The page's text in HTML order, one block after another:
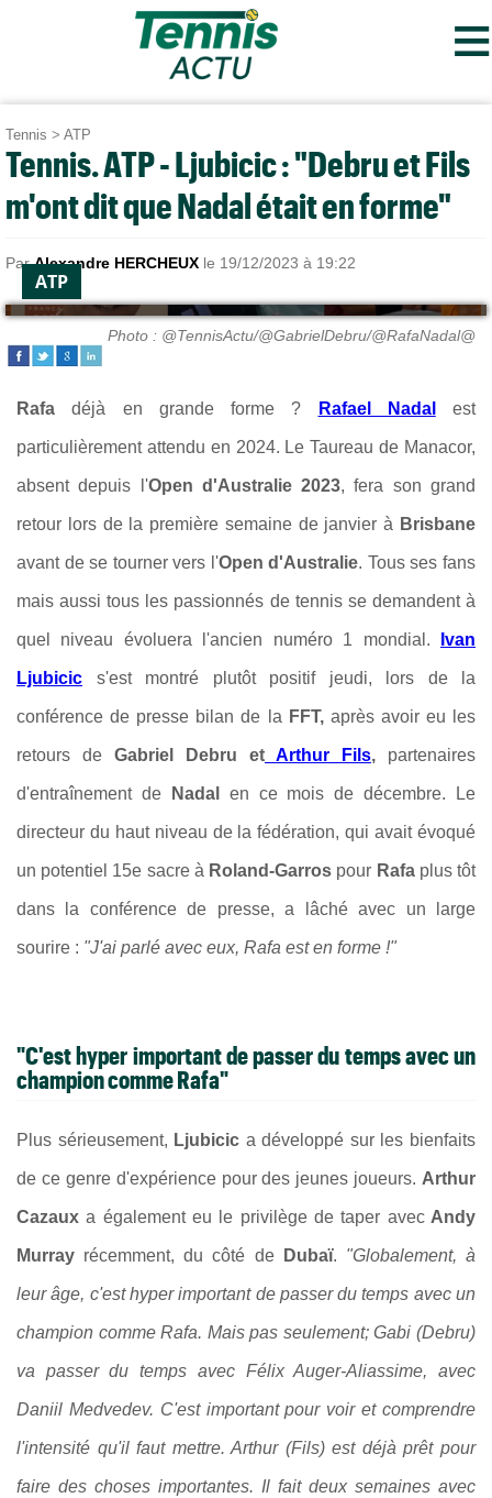
≡
Tennis > ATP
Tennis. ATP - Ljubicic : "Debru et Fils
m'ont dit que Nadal était en forme"
ParAlexandre HERCHEUX le 19/12/2023 à 19:22
ATP
Photo : @TennisActu/@GabrielDebru/@RafaNadal@
Rafadéjà en grande forme ? Rafael Nadal est
particulièrement attendu en 2024. Le Taureau de Manacor,
absent depuis l'Open d'Australie 2023, fera son grand
retour lors de la première semaine de janvier à Brisbane
avant de se tourner vers l'Open d'Australie. Tous ses fans
mais aussi tous les passionnés de tennis se demandent à
quel niveau évoluera l'ancien numéro 1 mondial. Ivan
Ljubicic s'est montré plutôt positif jeudi, lors de la
conférence de presse bilan de la FFT,après avoir eu les
retours de Gabriel Debru et Arthur Fils, partenaires
d'entraînement de Nadal en ce mois de décembre. Le
directeur du haut niveau de la fédération, qui avait évoqué
un potentiel 15e sacre à Roland-Garros pour Rafa plus tôt
dans la conférence de presse, a lâché avec un large
sourire : "J'ai parlé avec eux, Rafa est en forme !"
"C'est hyper important de passer du temps avec un
champion comme Rafa"
Plus sérieusement, Ljubicic a développé sur les bienfaits
de ce genre d'expérience pour des jeunes joueurs. Arthur
Cazaux a également eu le privilège de taper avecAndy
Murray récemment, du côté de Dubaï. "Globalement, à
leur âge, c'est hyper important de passer du temps avec un
champion comme Rafa. Mais pas seulement; Gabi (Debru)
va passer du temps avec Félix Auger-Aliassime, avec
Daniil Medvedev. C'est important pour voir et comprendre
l'intensité qu'il faut mettre. Arthur (Fils) est déjà prêt pour
faire des choses importantes. Il fait deux semaines avec